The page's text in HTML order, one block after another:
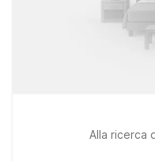
Alla ricerca